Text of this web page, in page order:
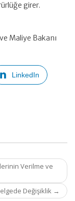
girer.
Maliye Bakanı
LinkedIn
Verilme ve
Değişiklik →